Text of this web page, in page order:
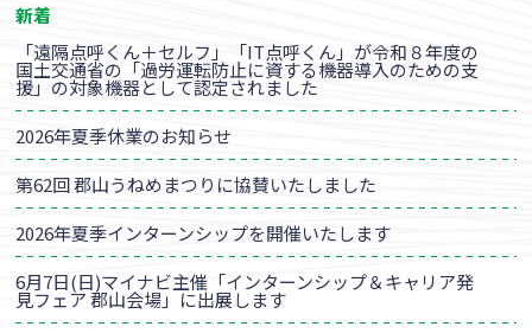
新着
「遠隔点呼くん＋セルフ」「IT点呼くん」が令和８年度の
国土交通省の「過労運転防止に資する機器導入のための支
援」の対象機器として認定されました
2026年夏季休業のお知らせ
第62回 郡山うねめまつりに協賛いたしました
2026年夏季インターンシップを開催いたします
6月7日(日)マイナビ主催「インターンシップ＆キャリア発
見フェア 郡山会場」に出展します